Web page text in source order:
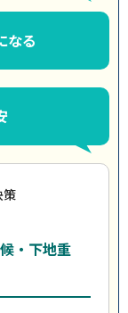
なる
策
・下地重